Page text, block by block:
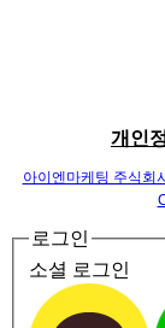
개인
아이엔마케팅 주식회
로그인
소셜 로그인